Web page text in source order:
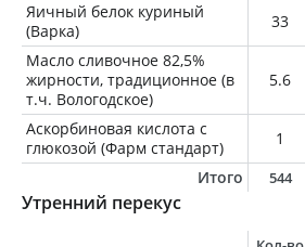
Яичный белок куриный
(Варка)
33
Масло сливочное 82,5%
жирности, традиционное (в
т.ч. Вологодское)
5.6
Аскорбиновая кислота с
глюкозой (Фарм стандарт)
1
Итого
544
Утренний перекус